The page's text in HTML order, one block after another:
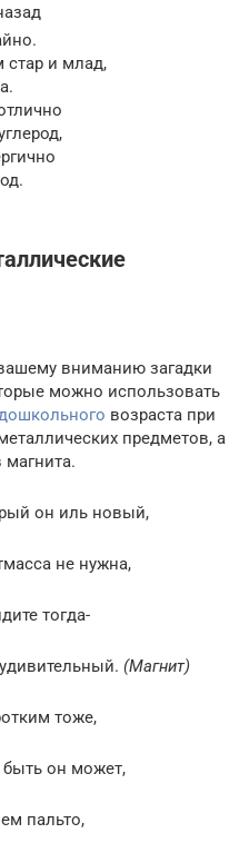
стар и млад,
вниманию загадки
можно использовать
возраста при
предметов, а
магнита.
он иль новый,
не нужна,
тогда-
(Магнит)
тоже,
он может,
пальто,